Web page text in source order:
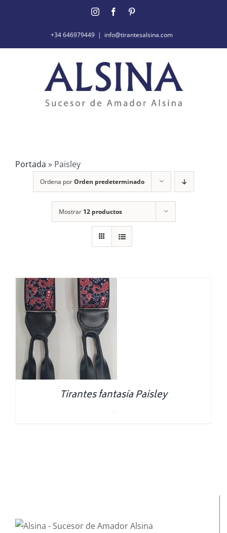
InstagramFacebook
+34 646979449 | info@tirantesalsina.com
Portada » Paisley
Ordena porOrden predeterminado
Mostrar 12 productos
Tirantes fantasía Paisley